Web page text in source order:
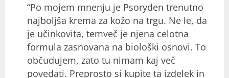
“Po mojem mnenju je Psoryden trenutno
najboljša krema za kožo na trgu. Ne le, da
je učinkovita, temveč je njena celotna
formula zasnovana na biološki osnovi. To
občudujem, zato tu nimam kaj več
povedati. Preprosto si kupite ta izdelek in